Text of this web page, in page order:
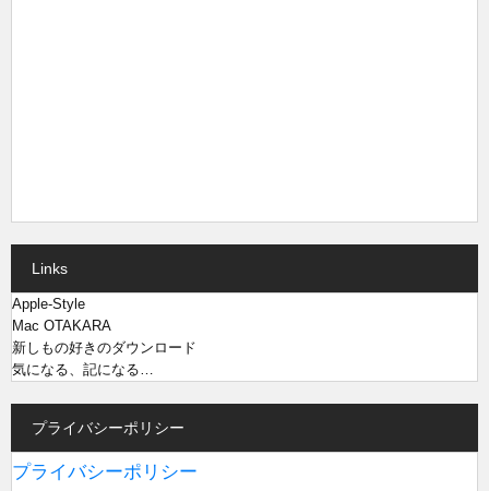
Links
Apple-Style
Mac OTAKARA
新しもの好きのダウンロード
気になる、記になる…
プライバシーポリシー
プライバシーポリシー